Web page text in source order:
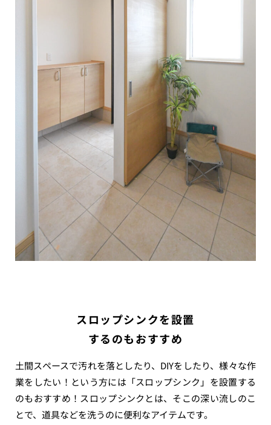
スロップシンクを設置
するのもおすすめ
土間スペースで汚れを落としたり、DIYをしたり、様々な作
業をしたい！という方には「スロップシンク」を設置する
のもおすすめ！スロップシンクとは、そこの深い流しのこ
とで、道具などを洗うのに便利なアイテムです。